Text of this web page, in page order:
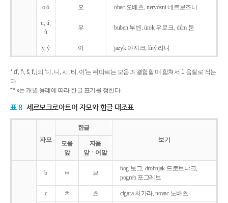
o,ó 오 obec 오베츠, nervózni 네르보즈니
u, ú,
ů
우 buben 부벤, úrok 우로크, dům 둠
y, ý 이 jazyk야지크, líný 리니
* d', ň, š, t', j의 '디, 니, 시, 티, 이'는 뒤따르는 모음과 결합할 때 합쳐서 1 음절로 적는
다.
** x는 개별 용례에 따라 한글 표기를 정한다.
표 8 세르보크로아트어 자모와 한글 대조표
자모
한글
보기
모음
앞
자음
앞ㆍ어말
b ㅂ 브
bog 보그, drobnjak 드로브냐크,
pogreb 포그레브
c ㅊ 츠 cigara 치가라, novac 노바츠